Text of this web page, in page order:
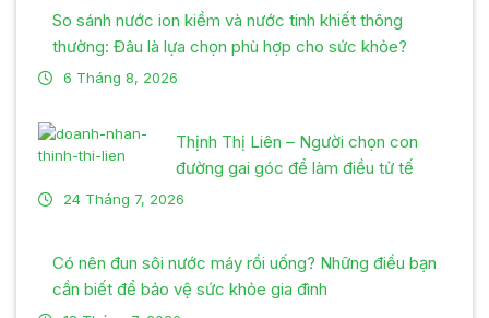
So sánh nước ion kiềm và nước tinh khiết thông
thường: Đâu là lựa chọn phù hợp cho sức khỏe?
6 Tháng 8, 2026
Thịnh Thị Liên – Người chọn con
đường gai góc để làm điều tử tế
24 Tháng 7, 2026
Có nên đun sôi nước máy rồi uống? Những điều bạn
cần biết để bảo vệ sức khỏe gia đình